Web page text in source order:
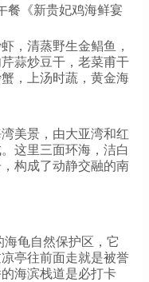
餐《新贵妃鸡海鲜宴
，清蒸野生金鲳鱼，
蒜炒豆干，老菜甫干
，上汤时蔬，黄金海
美景，由大亚湾和红
这里三面环海，洁白
构成了动静交融的南
海龟自然保护区，它
亭往前面走就是被誉
海滨栈道是必打卡